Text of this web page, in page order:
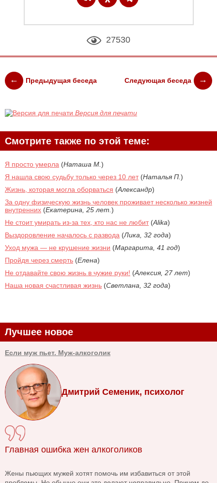
27530
Предыдущая беседа Следующая беседа
Версия для печати
Смотрите также по этой теме:
Я просто умерла (Наташа М. )
Я нашла свою судьбу только через 10 лет(Наталья П. )
Жизнь, которая могла оборваться (Александр)
За одну физическую жизнь человек проживает несколько жизней
внутренних (Екатерина, 25 лет. )
Не стоит умирать из-за тех, кто нас не любит(Alika)
Выздоровление началось с развода (Лика, 32 года)
Уход мужа — не крушение жизни (Маргарита, 41 год)
Пройдя через смерть (Елена)
Не отдавайте свою жизнь в чужие руки! (Алексия, 27 лет)
Наша новая счастливая жизнь (Светлана, 32 года)
Лучшее новое
Если муж пьет. Муж-алкоголик
Дмитрий Семеник, психолог
Главная ошибка жен алкоголиков
Жены пьющих мужей хотят помочь им избавиться от этой